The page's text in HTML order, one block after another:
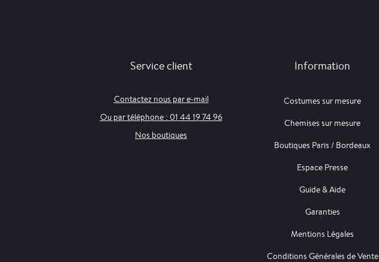
Service client
Contactez nous par e-mail
Ou par téléphone : 01 44 19 74 96
Nos boutiques
Information
Costumes sur mesure
Chemises sur mesure
Boutiques Paris / Bordeaux
Espace Presse
Guide & Aide
Garanties
Mentions Légales
Conditions Générales de Vente